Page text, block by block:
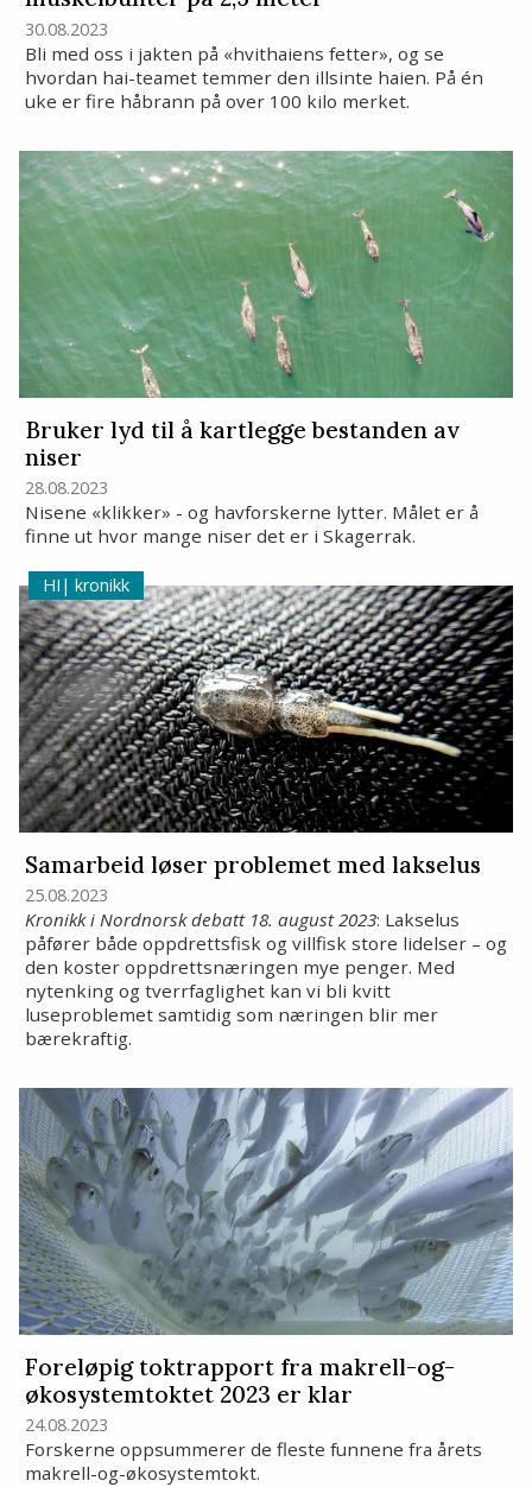
30.08.2023
Bli med oss i jakten på «hvithaiens fetter», og se
hvordan hai-teamet temmer den illsinte haien. På én
uke er fire håbrann på over 100 kilo merket.
Bruker lyd til å kartlegge bestanden av
niser
28.08.2023
Nisene «klikker» - og havforskerne lytter. Målet er å
finne ut hvor mange niser det er i Skagerrak.
kronikk
Samarbeid løser problemet med lakselus
25.08.2023
Kronikk i Nordnorsk debatt 18. august 2023: Lakselus
påfører både oppdrettsfisk og villfisk store lidelser – og
den koster oppdrettsnæringen mye penger. Med
nytenking og tverrfaglighet kan vi bli kvitt
luseproblemet samtidig som næringen blir mer
bærekraftig.
Foreløpig toktrapport fra makrell-og-
økosystemtoktet 2023 er klar
24.08.2023
Forskerne oppsummerer de fleste funnene fra årets
makrell-og-økosystemtokt.